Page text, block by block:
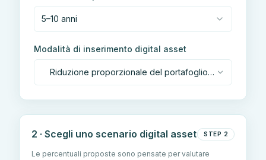
5–10 anni
Modalità di inserimento digital asset
Riduzione proporzionale del portafoglio
esistente
2 · Scegli uno scenario digital asset STEP 2
Le percentuali proposte sono pensate per valutare